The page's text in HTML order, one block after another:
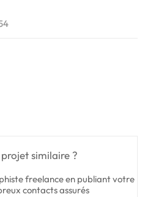
similaire ?
freelance en publiant votre
contacts assurés